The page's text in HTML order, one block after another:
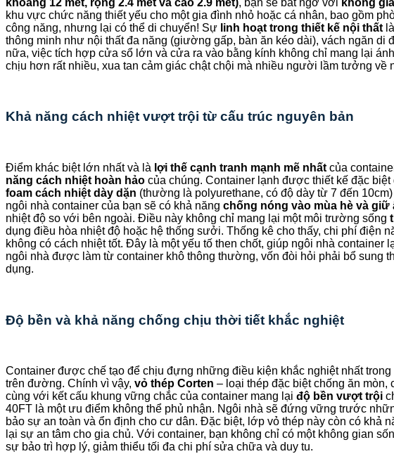
khu vực chức năng thiết yếu cho một gia đình nhỏ hoặc cá nhân, bao gồm
công năng, nhưng lại có thể di chuyển! Sự linh hoạt trong thiết kế nội thất
thông minh như nội thất đa năng (giường gấp, bàn ăn kéo dài), vách ngăn
nữa, việc tích hợp cửa sổ lớn và cửa ra vào bằng kính không chỉ mang lại
chịu hơn rất nhiều, xua tan cảm giác chật chội mà nhiều người lầm tưởng về
Khả năng cách nhiệt vượt trội từ cấu trúc nguyên bản
Điểm khác biệt lớn nhất và là lợi thế cạnh tranh mạnh mẽ nhất của
năng cách nhiệt hoàn hảo của chúng. Container lạnh được thiết kế đặc
foam cách nhiệt dày dặn (thường là polyurethane, có độ dày từ 7 đến
ngôi nhà container của bạn sẽ có khả năng chống nóng vào mùa hè và giữ
nhiệt độ so với bên ngoài. Điều này không chỉ mang lại một môi trường sống
dụng điều hòa nhiệt độ hoặc hệ thống sưởi. Thống kê cho thấy, chi phí điện
không có cách nhiệt tốt. Đây là một yếu tố then chốt, giúp ngôi nhà
ngôi nhà được làm từ container khô thông thường, vốn đòi hỏi phải bổ sung
dụng.
Độ bền và khả năng chống chịu thời tiết khắc nghiệt
Container được chế tạo để chịu đựng những điều kiện khắc nghiệt nhất
trên đường. Chính vì vậy, vỏ thép Corten – loại thép đặc biệt chống ăn
cùng với kết cấu khung vững chắc của container mang lại độ bền vượt trội
40FT là một ưu điểm không thể phủ nhận. Ngôi nhà sẽ đứng vững trước
bảo sự an toàn và ổn định cho cư dân. Đặc biệt, lớp vỏ thép này còn có khả
lại sự an tâm cho gia chủ. Với container, bạn không chỉ có một không gian
sự bảo trì hợp lý, giảm thiểu tối đa chi phí sửa chữa và duy tu.